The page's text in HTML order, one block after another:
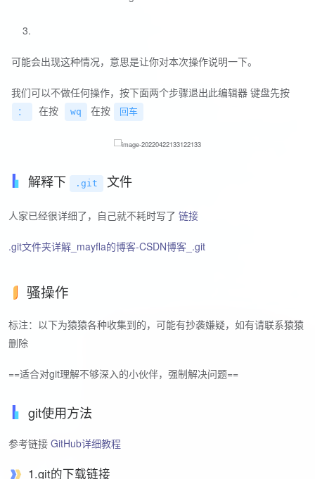
​ 可能会出现这种情况，意思是让你对本次操作说明一下。
​ 我们可以不做任何操作，按下面两个步骤退出此编辑器 键盘先按
： 在按 wq 在按 回车
解释下 .git 文件
人家已经很详细了，自己就不耗时写了 链接
.git文件夹详解_mayfla的博客-CSDN博客_.git
骚操作
标注：以下为猿猿各种收集到的，可能有抄袭嫌疑，如有请联系猿猿
删除
==适合对git理解不够深入的小伙伴，强制解决问题==
git使用方法
参考链接 GitHub详细教程
1.git的下载链接